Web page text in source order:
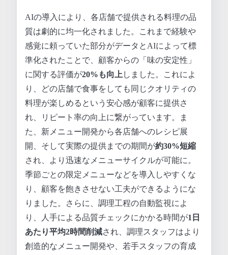
AIの導入により、各店舗で提供される料理の品
質は劇的に均一化されました。これまで経験や
感覚に頼っていた部分がデータとAIによって標
準化されたことで、顧客からの「味の安定性」
に関する評価が20%も向上 しました。これによ
り、どの店舗で食事をしても同じクオリティの
料理が楽しめるという安心感が顧客に提供さ
れ、リピート率の向上に繋がっています。ま
た、新メニュー開発から各店舗へのレシピ展
開、そして実際の提供までの期間が約30%短縮
され、より迅速なメニューサイクルが可能に。
季節ごとの限定メニューなどを導入しやすくな
り、顧客を飽きさせない工夫ができるようにな
りました。さらに、調理工程の自動監視によ
り、人手による品質チェックにかかる時間が1日
あたり平均2時間削減され、調理スタッフはより
創造的なメニュー開発や、若手スタッフの育成